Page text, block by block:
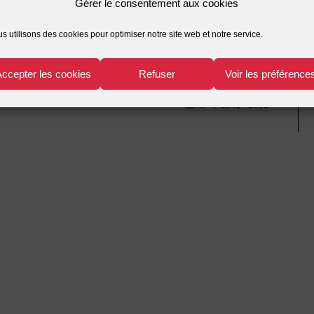
Gérer le consentement aux cookies
utilisons des cookies pour optimiser notre site web et notre service.
les cookies Refuser Voir les